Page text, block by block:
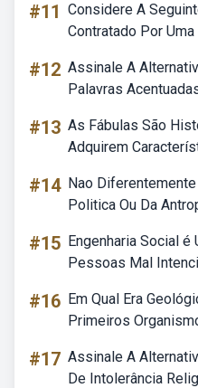
#11 Considere A
Contratado Por
#12 Assinale A
Palavras
#13 As Fábulas São
Adquirem
#14 Nao
Politica Ou Da
#15 Engenharia Social é
Pessoas Mal
#16 Em Qual Era
Primeiros
#17 Assinale A
De Intolerância